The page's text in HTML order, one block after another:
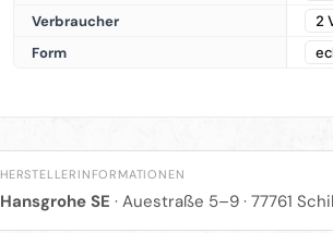
Verbraucher 2
Form
HERSTELLERINFORMATIONEN
Hansgrohe SE · Auestraße 5–9 · 77761